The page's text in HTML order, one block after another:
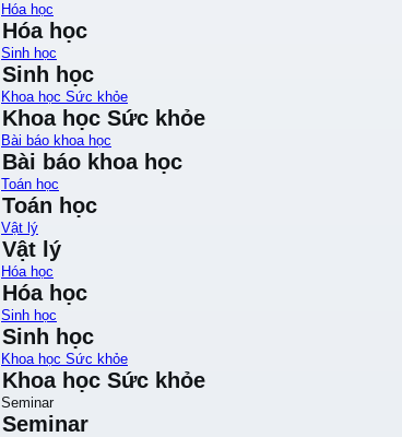
Hóa học
Hóa học
Sinh học
Sinh học
Khoa học Sức khỏe
Khoa học Sức khỏe
Bài báo khoa học
Bài báo khoa học
Toán học
Toán học
Vật lý
Vật lý
Hóa học
Hóa học
Sinh học
Sinh học
Khoa học Sức khỏe
Khoa học Sức khỏe
Seminar
Seminar